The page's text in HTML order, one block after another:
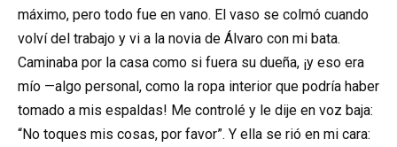
máximo, pero todo fue en vano. El vaso se colmó cuando
volví del trabajo y vi a la novia de Álvaro con mi bata.
Caminaba por la casa como si fuera su dueña, ¡y eso era
mío —algo personal, como la ropa interior que podría haber
tomado a mis espaldas! Me controlé y le dije en voz baja:
“No toques mis cosas, por favor”. Y ella se rió en mi cara: